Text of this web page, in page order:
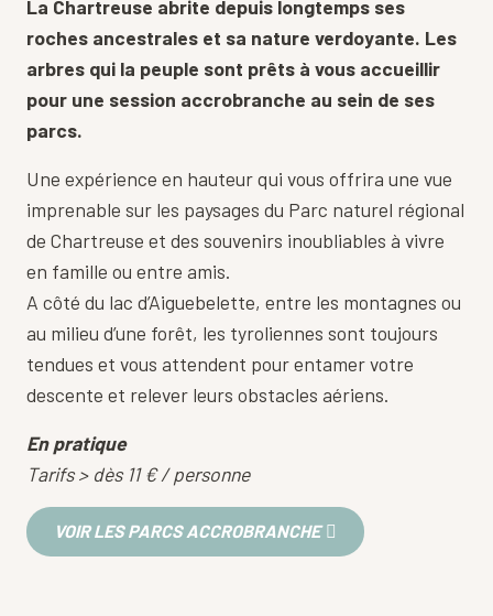
La Chartreuse abrite depuis longtemps ses
roches ancestrales et sa nature verdoyante. Les
arbres qui la peuple sont prêts à vous accueillir
pour une session accrobranche au sein de ses
parcs.
Une expérience en hauteur qui vous offrira une vue
imprenable sur les paysages du Parc naturel régional
de Chartreuse et des souvenirs inoubliables à vivre
en famille ou entre amis.
A côté du lac d’Aiguebelette, entre les montagnes ou
au milieu d’une forêt, les tyroliennes sont toujours
tendues et vous attendent pour entamer votre
descente et relever leurs obstacles aériens.
En pratique
Tarifs > dès 11 € / personne
VOIR LES PARCS ACCROBRANCHE